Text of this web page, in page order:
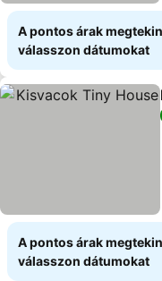
A pontos árak
válasszon dátumokat
A pontos árak
válasszon dátumokat